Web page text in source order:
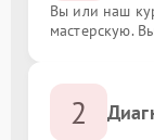
Вы или наш
мастерскую.
2